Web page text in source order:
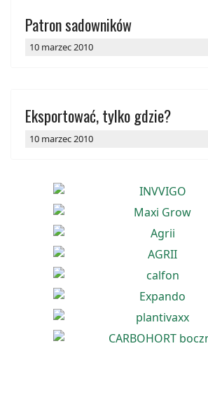
Patron sadowników
10 marzec 2010
Eksportować, tylko gdzie?
10 marzec 2010